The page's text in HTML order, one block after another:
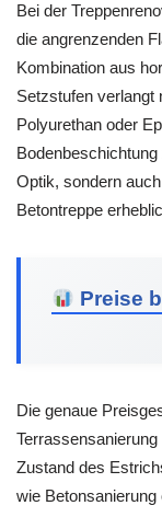
Bei der
die angrenzenden
Kombination aus
Setzstufen verlangt
Polyurethan oder
Optik, sondern
Betontreppe
Preise
Die genaue
Zustand des
wie Betonsanierung